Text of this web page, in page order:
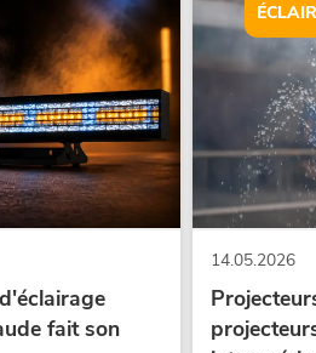
fait son
14.05.2026